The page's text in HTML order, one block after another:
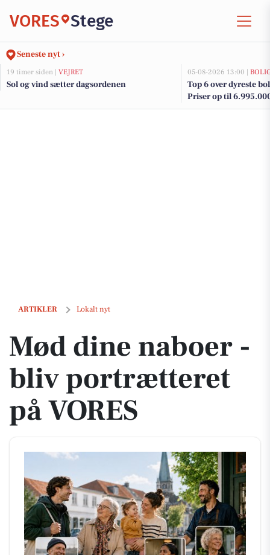
VORES Stege
Seneste nyt ›
19 timer siden | VEJRET
Sol og vind sætter dagsordenen
05-08-2026 13:00 |
Top 6 over dyreste
Priser op til
ARTIKLER Lokalt nyt
Mød dine naboer - bliv portrætteret på VORES
Mød dine naboer -
bliv portrætteret
på VORES